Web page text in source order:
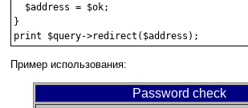
  $address = $ok;
}
Пример использования:
Password check